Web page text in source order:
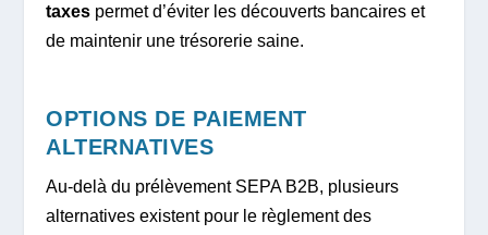
taxes permet d’éviter les découverts bancaires et
de maintenir une trésorerie saine.
OPTIONS DE PAIEMENT
ALTERNATIVES
Au-delà du prélèvement SEPA B2B, plusieurs
alternatives existent pour le règlement des